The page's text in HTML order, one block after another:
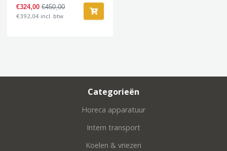
€324,00€450,00
€392,04 incl. btw
Categorieën
Horeca apparatuur
Intern transport
Koelen & vriezen